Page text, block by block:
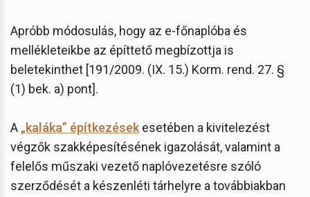
Apróbb módosulás, hogy az e-főnaplóba és
mellékleteikbe az építtető megbízottja is
beletekinthet [191/2009. (IX. 15.) Korm. rend. 27. §
(1) bek. a) pont].
A „kaláka” építkezések esetében a kivitelezést
végzők szakképesítésének igazolását, valamint a
felelős műszaki vezető naplóvezetésre szóló
szerződését a készenléti tárhelyre a továbbiakban